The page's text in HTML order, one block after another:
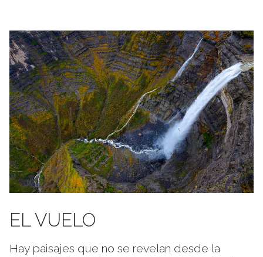
EL VUELO
Hay paisajes que no se revelan desde la